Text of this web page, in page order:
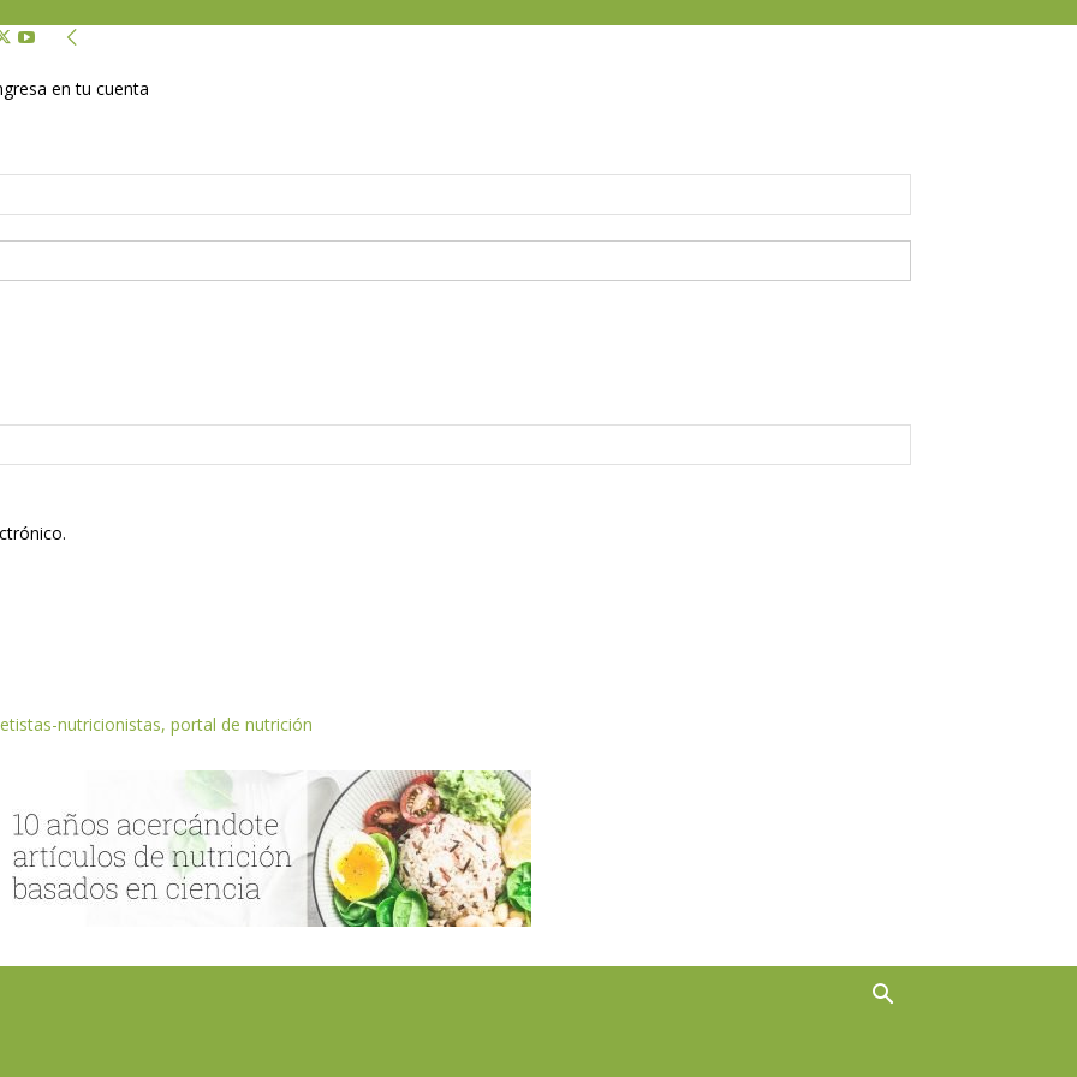
en tu cuenta
nutricionistas, portal de nutrición